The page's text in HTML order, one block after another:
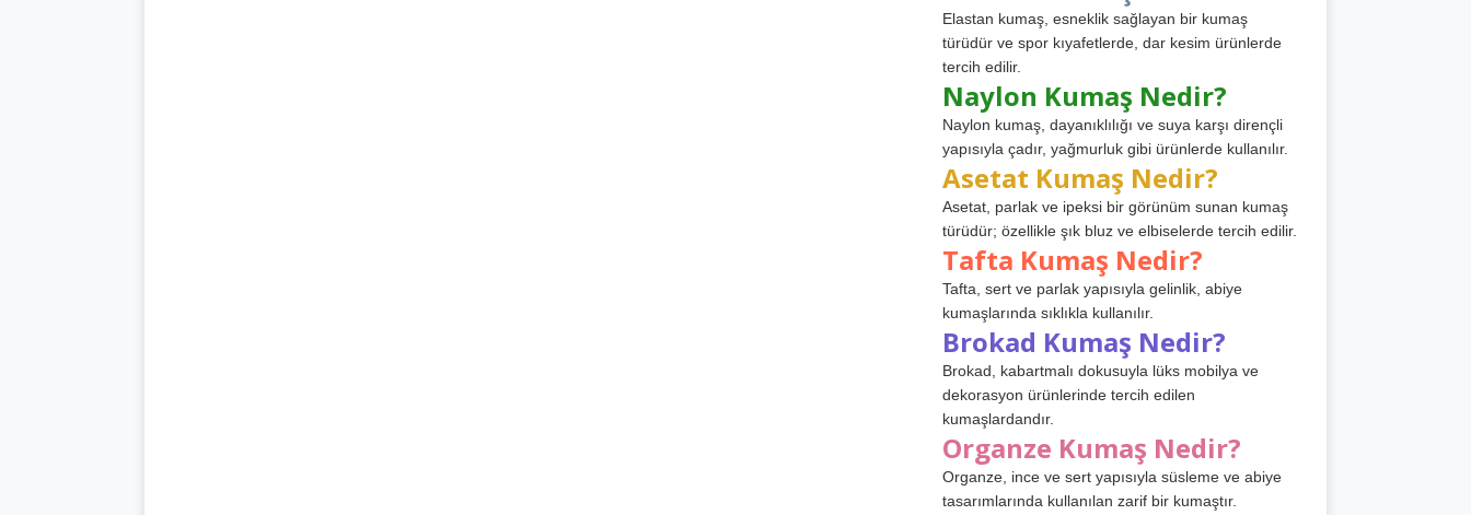
Elastan kumaş, esneklik sağlayan bir kumaş
türüdür ve spor kıyafetlerde, dar kesim ürünlerde
tercih edilir.
Naylon Kumaş Nedir?
Naylon kumaş, dayanıklılığı ve suya karşı dirençli
yapısıyla çadır, yağmurluk gibi ürünlerde kullanılır.
Asetat Kumaş Nedir?
Asetat, parlak ve ipeksi bir görünüm sunan kumaş
türüdür; özellikle şık bluz ve elbiselerde tercih edilir.
Tafta Kumaş Nedir?
Tafta, sert ve parlak yapısıyla gelinlik, abiye
kumaşlarında sıklıkla kullanılır.
Brokad Kumaş Nedir?
Brokad, kabartmalı dokusuyla lüks mobilya ve
dekorasyon ürünlerinde tercih edilen
kumaşlardandır.
Organze Kumaş Nedir?
Organze, ince ve sert yapısıyla süsleme ve abiye
tasarımlarında kullanılan zarif bir kumaştır.